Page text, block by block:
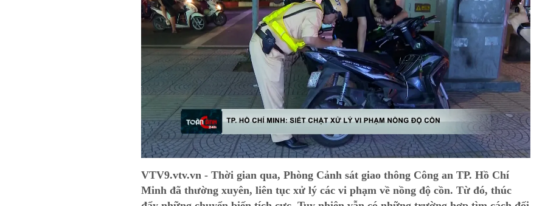
VTV9.vtv.vn - Thời gian qua, Phòng Cảnh sát giao thông Công an TP. Hồ Chí
Minh đã thường xuyên, liên tục xử lý các vi phạm về nồng độ cồn. Từ đó, thúc